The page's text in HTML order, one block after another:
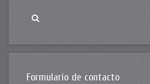
Formulario de contacto